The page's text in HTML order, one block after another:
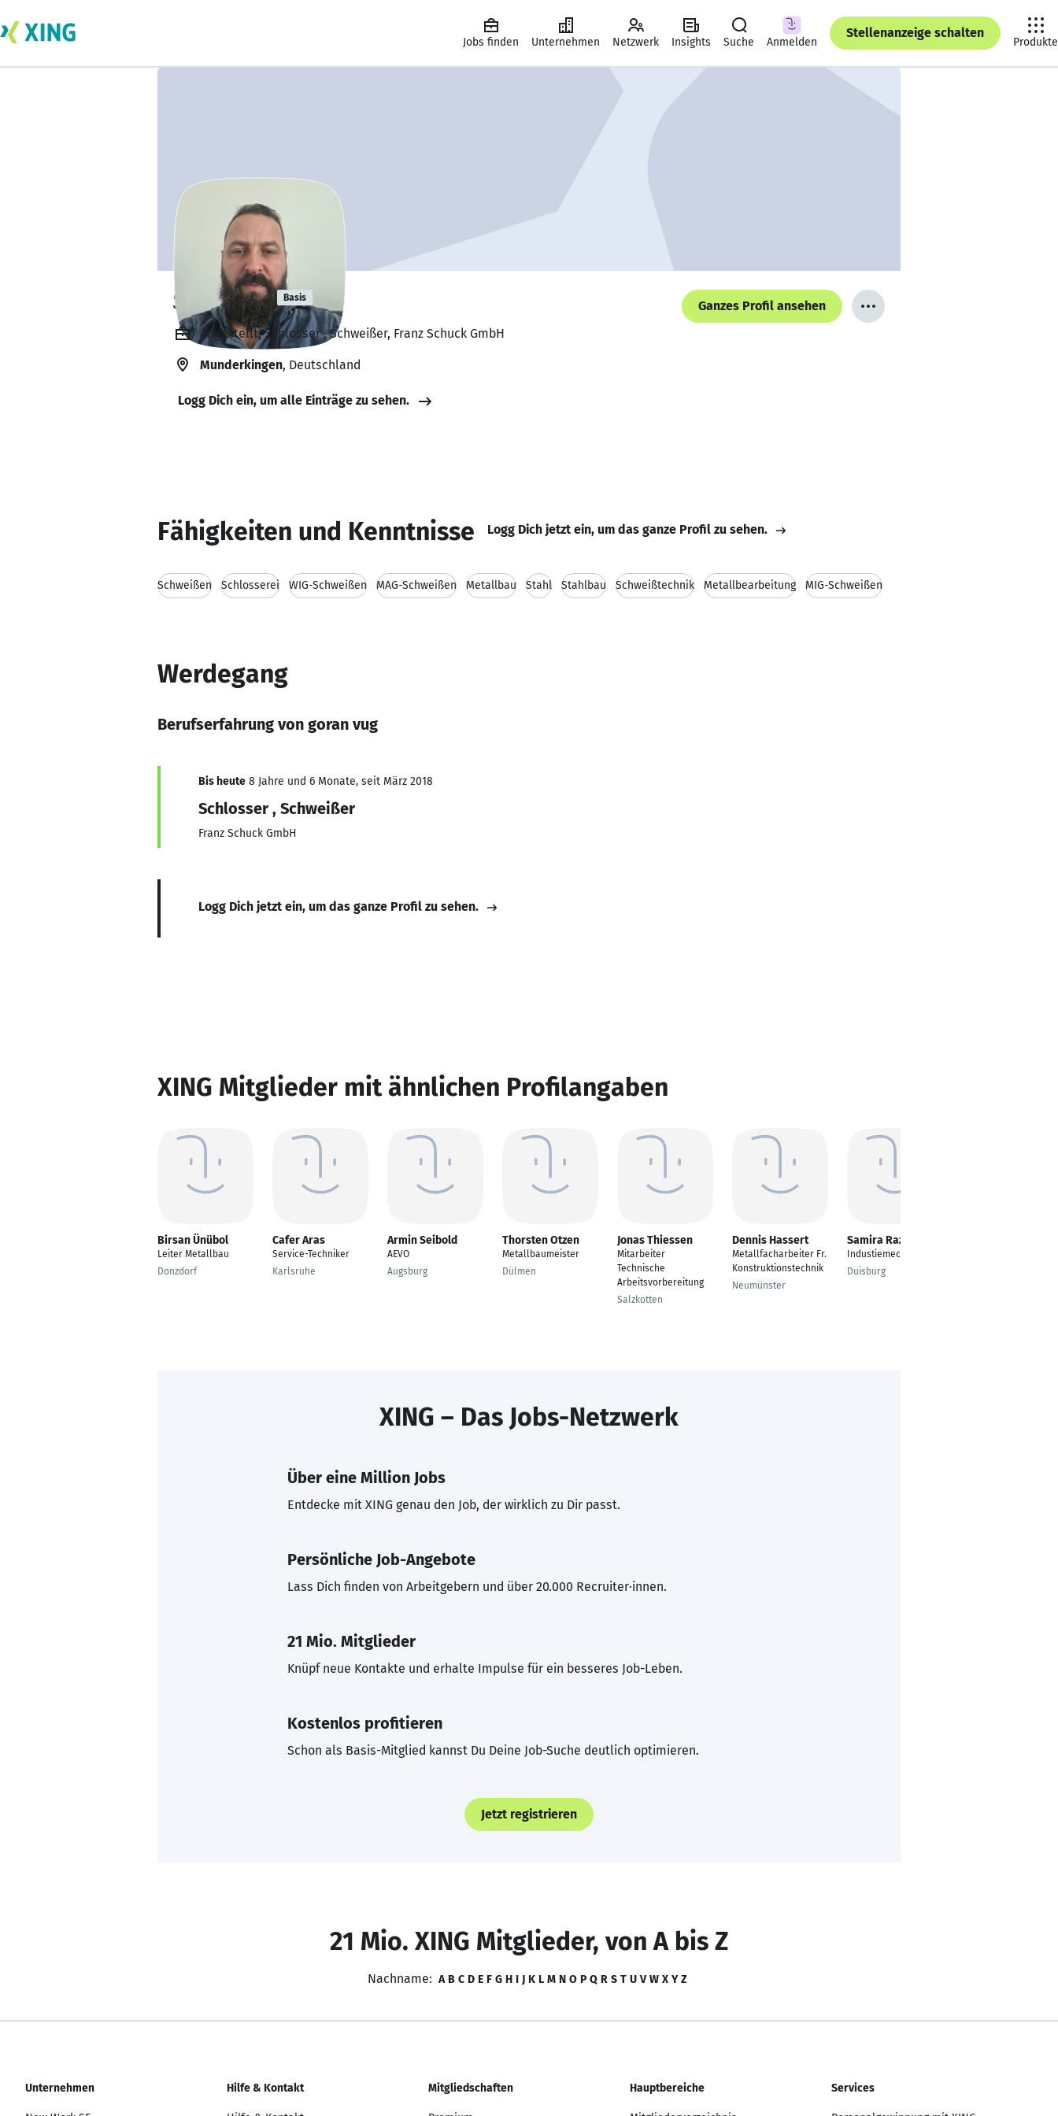
Jobs finden Unternehmen Netzwerk Insights Suche Anmelden
Stellenanzeige schalten
Produkte
goran vug Basis
Ganzes Profil ansehen
Angestellt, Schlosser , Schweißer, Franz Schuck GmbH
Munderkingen, Deutschland
Logg Dich ein, um alle Einträge zu sehen.
Fähigkeiten und Kenntnisse Logg Dich jetzt ein, um das ganze Profil zu sehen.
Schweißen Schlosserei WIG-Schweißen MAG-Schweißen Metallbau Stahl Stahlbau Schweißtechnik Metallbearbeitung MIG-Schweißen
Werdegang
Berufserfahrung von goran vug
Bis heute 8 Jahre und 6 Monate, seit März 2018
Schlosser , Schweißer
Franz Schuck GmbH
Logg Dich jetzt ein, um das ganze Profil zu sehen.
XING Mitglieder mit ähnlichen Profilangaben
Birsan Ünübol
Leiter Metallbau
Donzdorf
Cafer Aras
Service-Techniker
Karlsruhe
Armin Seibold
AEVO
Augsburg
Thorsten Otzen
Metallbaumeister
Dülmen
Jonas Thiessen
Mitarbeiter
Technische
Arbeitsvorbereitung
Salzkotten
Dennis Hassert
Metallfacharbeiter Fr.
Konstruktionstechnik
Neumünster
Samira Razka
Industiemechanikerin
Duisburg
XING – Das Jobs-Netzwerk
Über eine Million Jobs
Entdecke mit XING genau den Job, der wirklich zu Dir passt.
Persönliche Job-Angebote
Lass Dich finden von Arbeitgebern und über 20.000 Recruiter·innen.
21 Mio. Mitglieder
Knüpf neue Kontakte und erhalte Impulse für ein besseres Job-Leben.
Kostenlos profitieren
Schon als Basis-Mitglied kannst Du Deine Job-Suche deutlich optimieren.
Jetzt registrieren
21 Mio. XING Mitglieder, von A bis Z
Nachname: A B C D E F G H I J K L M N O P Q R S T U V W X Y Z
Unternehmen Hilfe & Kontakt Mitgliedschaften Hauptbereiche Services